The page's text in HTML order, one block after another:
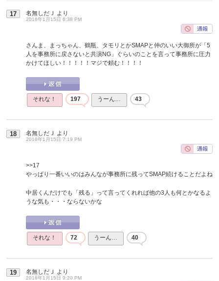
17 名無しだＪ より
2016年1月15日 6:38 PM
さんま、まっちゃん、鶴瓶、タモリとかSMAPと仲のいい大御所が「5
人を事務所に戻さないと共演NG」ぐらいのことを言って事務所に圧力
かけてほしい！！！！！マジで頼む！！！！
それな！ 197 うーん… 43
18 名無しだＪ より
2016年1月15日 7:19 PM
>>17
やっぱり一番いいのはみんなが事務所に残ってSMAP続けることだよね
中居くんだけでも「残る」って言ってくれれば他の3人も何とかなるよ
うな気も・・・ならないかな
それな！ 72 うーん… 40
19 名無しだＪ より
2016年1月15日 9:20 PM